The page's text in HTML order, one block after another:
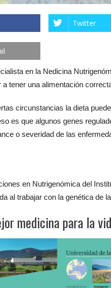
Twitter
en la Nedicina
a tener una alimentación
circunstancias la dieta
es que algunos genes
o severidad de las
en Nutrigenómica del
al trabajar con la genética de
medicina para la